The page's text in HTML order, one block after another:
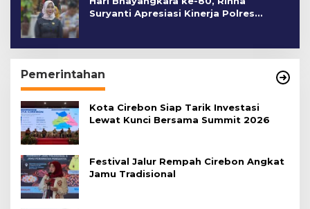
Suryanti Apresiasi Kinerja Polres
Pemerintahan
Kota Cirebon Siap Tarik Investasi
Lewat Kunci Bersama Summit 2026
Festival Jalur Rempah Cirebon Angkat
Jamu Tradisional